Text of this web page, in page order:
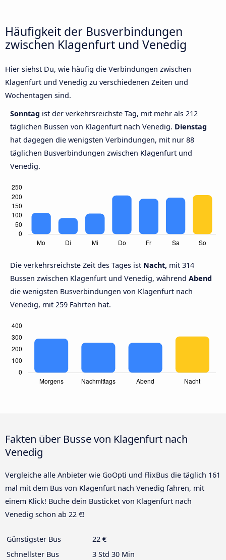
Häufigkeit der Busverbindungen
zwischen Klagenfurt und Venedig
Hier siehst Du, wie häufig die Verbindungen zwischen
Klagenfurt und Venedig zu verschiedenen Zeiten und
Wochentagen sind.
Sonntag ist der verkehrsreichste Tag, mit mehr als 212
täglichen Bussen von Klagenfurt nach Venedig. Dienstag
hat dagegen die wenigsten Verbindungen, mit nur 88
täglichen Busverbindungen zwischen Klagenfurt und
Venedig.
Die verkehrsreichste Zeit des Tages ist Nacht, mit 314
Bussen zwischen Klagenfurt und Venedig, während Abend
die wenigsten Busverbindungen von Klagenfurt nach
Venedig, mit 259 Fahrten hat.
Fakten über Busse von Klagenfurt nach
Venedig
Vergleiche alle Anbieter wie GoOpti und FlixBus die täglich 161
mal mit dem Bus von Klagenfurt nach Venedig fahren, mit
einem Klick! Buche dein Busticket von Klagenfurt nach
Venedig schon ab 22 €!
Günstigster Bus
22 €
Schnellster Bus
3 Std 30 Min